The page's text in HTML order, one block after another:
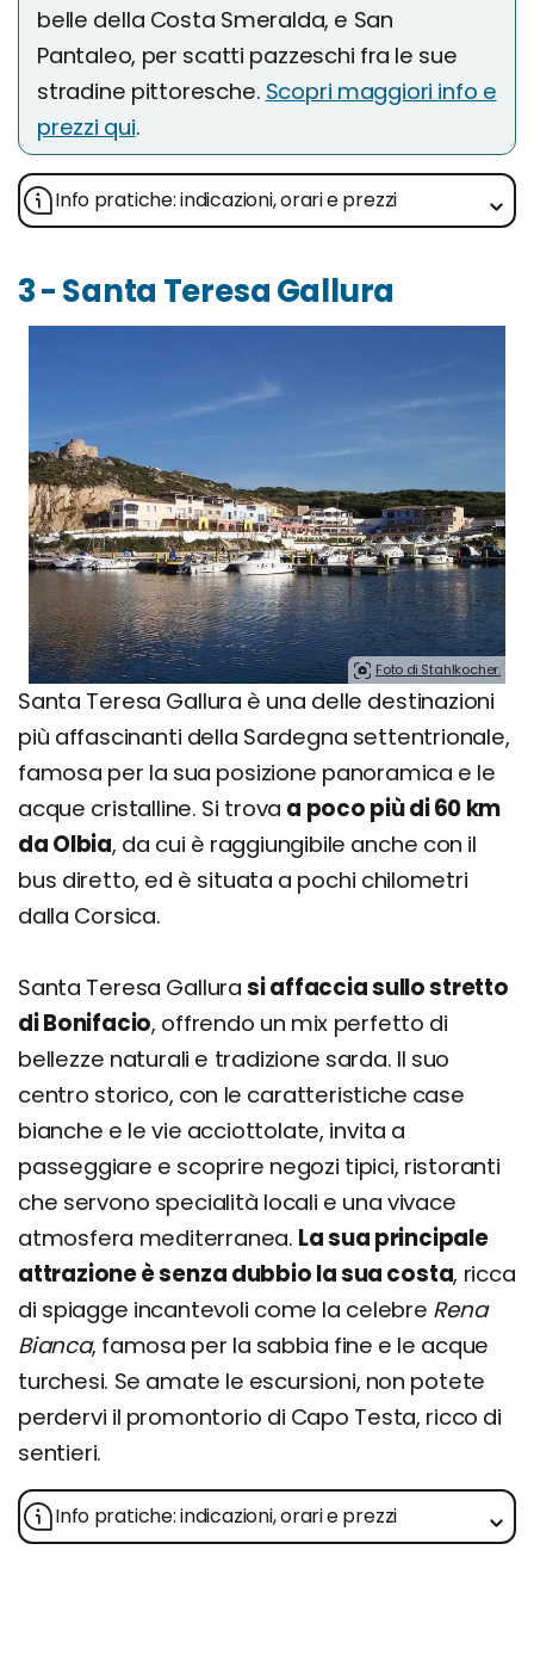
belle della Costa Smeralda, e San
Pantaleo, per scatti pazzeschi fra le sue
stradine pittoresche. Scopri maggiori info e
prezzi qui.
Info pratiche: indicazioni, orari e prezzi
3 - Santa Teresa Gallura
Foto di Stahlkocher.
Santa Teresa Gallura è una delle destinazioni
più affascinanti della Sardegna settentrionale,
famosa per la sua posizione panoramica e le
acque cristalline. Si trova a poco più di 60 km
da Olbia, da cui è raggiungibile anche con il
bus diretto, ed è situata a pochi chilometri
dalla Corsica.
Santa Teresa Gallurasi affaccia sullo stretto
di Bonifacio, offrendo un mix perfetto di
bellezze naturali e tradizione sarda. Il suo
centro storico, con le caratteristiche case
bianche e le vie acciottolate, invita a
passeggiare e scoprire negozi tipici, ristoranti
che servono specialità locali e una vivace
atmosfera mediterranea. La sua principale
attrazione è senza dubbio la sua costa, ricca
di spiagge incantevoli come la celebre Rena
Bianca, famosa per la sabbia fine e le acque
turchesi. Se amate le escursioni, non potete
perdervi il promontorio di Capo Testa, ricco di
sentieri.
Info pratiche: indicazioni, orari e prezzi